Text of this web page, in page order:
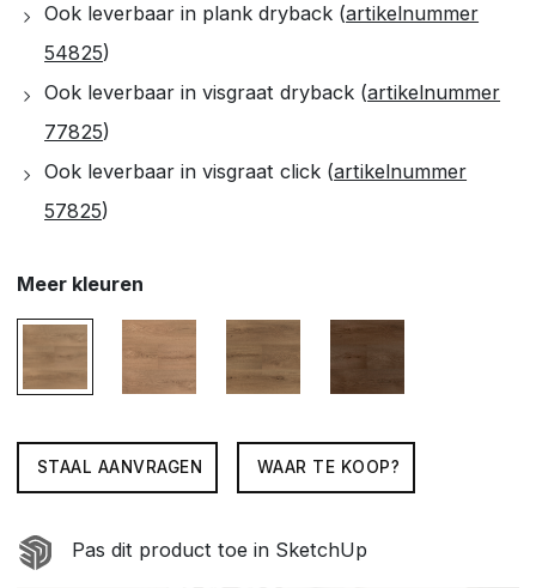
Ook leverbaar in plank dryback (artikelnummer
54825)
Ook leverbaar in visgraat dryback (artikelnummer
77825)
Ook leverbaar in visgraat click (artikelnummer
57825)
Meer kleuren
STAAL AANVRAGEN WAAR TE KOOP?
Pas dit product toe in SketchUp